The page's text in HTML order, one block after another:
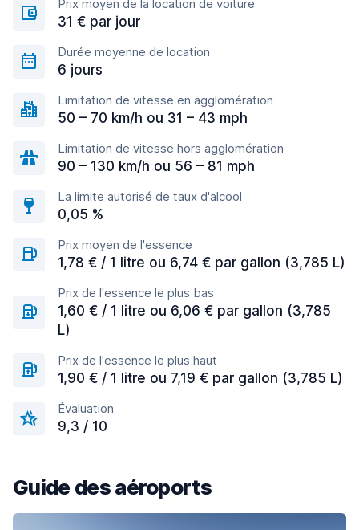
Prix moyen de la location de voiture
31 € par jour
Durée moyenne de location
6 jours
Limitation de vitesse en agglomération
50 – 70 km/h ou 31 – 43 mph
Limitation de vitesse hors agglomération
90 – 130 km/h ou 56 – 81 mph
La limite autorisé de taux d'alcool
0,05 %
Prix moyen de l'essence
1,78 € / 1 litre ou 6,74 € par gallon (3,785 L)
Prix de l'essence le plus bas
1,60 € / 1 litre ou 6,06 € par gallon (3,785
L)
Prix de l'essence le plus haut
1,90 € / 1 litre ou 7,19 € par gallon (3,785 L)
Évaluation
9,3 / 10
Guide des aéroports